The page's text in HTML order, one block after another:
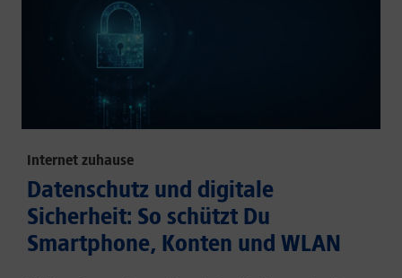
Internet zuhause
Datenschutz und digitale
Sicherheit: So schützt Du
Smartphone, Konten und WLAN